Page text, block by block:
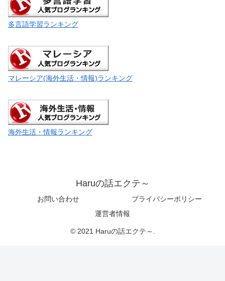
多言語学習ランキング
マレーシア(海外生活・情報)ランキング
海外生活・情報ランキング
Haruの話エクテ～
お問い合わせ
プライバシーポリシー
運営者情報
© 2021 Haruの話エクテ～.